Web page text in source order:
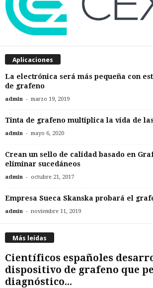
Aplicaciones
La electrónica será más pequeña con
de grafeno
admin - marzo 19, 2019
Tinta de grafeno multiplica la vida de
admin - mayo 6, 2020
Crean un sello de calidad basado en
eliminar sucedáneos
admin - octubre 21, 2017
Empresa Sueca Skanska probará el
admin - noviembre 11, 2019
Más leídas
Científicos españoles
dispositivo de grafeno que
diagnóstico...